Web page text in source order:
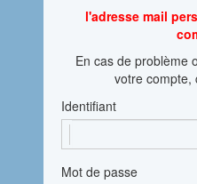
l'adresse mail
En cas de problème
votre compte,
Identifiant
Mot de passe